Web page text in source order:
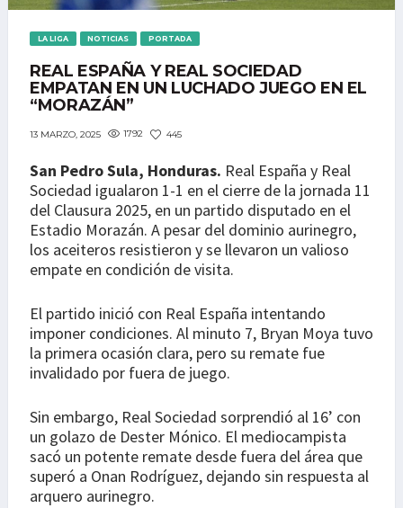
LA LIGA NOTICIAS PORTADA
REAL ESPAÑA Y REAL SOCIEDAD
EMPATAN EN UN LUCHADO JUEGO EN EL
“MORAZÁN”
13 MARZO, 2025 1792 445
San Pedro Sula, Honduras. Real España y Real
Sociedad igualaron 1-1 en el cierre de la jornada 11
del Clausura 2025, en un partido disputado en el
Estadio Morazán. A pesar del dominio aurinegro,
los aceiteros resistieron y se llevaron un valioso
empate en condición de visita.
El partido inició con Real España intentando
imponer condiciones. Al minuto 7, Bryan Moya tuvo
la primera ocasión clara, pero su remate fue
invalidado por fuera de juego.
Sin embargo, Real Sociedad sorprendió al 16’ con
un golazo de Dester Mónico. El mediocampista
sacó un potente remate desde fuera del área que
superó a Onan Rodríguez, dejando sin respuesta al
arquero aurinegro.